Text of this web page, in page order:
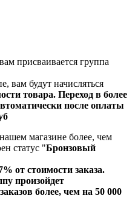
вам присваивается группа
вам будут начисляться
товара. Переход в более
после оплаты
магазине более, чем
статус "Бронзовый
от стоимости заказа.
произойдет
более, чем на 50 000